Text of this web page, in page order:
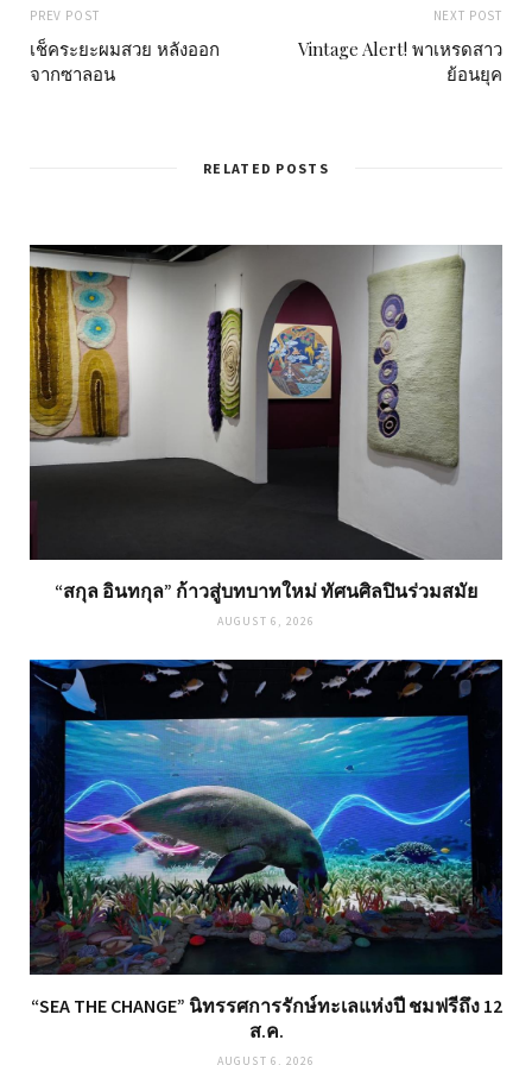
PREV POST
เช็คระยะผมสวย หลังออก
จากซาลอน
NEXT POST
Vintage Alert! พาเหรดสาว
ย้อนยุค
RELATED POSTS
“สกุล อินทกุล” ก้าวสู่บทบาทใหม่ ทัศนศิลปินร่วมสมัย
AUGUST 6, 2026
“SEA THE CHANGE” นิทรรศการรักษ์ทะเลแห่งปี ชมฟรีถึง 12
ส.ค.
AUGUST 6, 2026